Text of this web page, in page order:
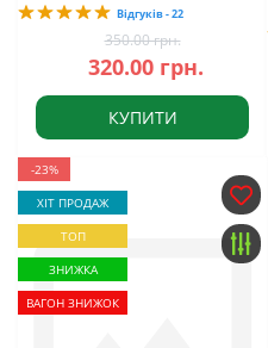
Відгуків - 22
350.00 грн.
320.00 грн.
КУПИТИ
-23%
ХІТ ПРОДАЖ
ТОП
ЗНИЖКА
ВАГОН ЗНИЖОК